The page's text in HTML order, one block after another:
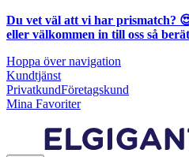
Du vet väl att vi har prismatch?
eller välkommen in till oss så
Hoppa över navigation
Kundtjänst
PrivatkundFöretagskund
Mina Favoriter